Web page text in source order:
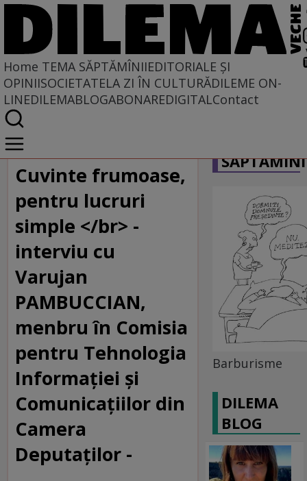
Home TEMA SĂPTĂMÎNIIEDITORIALE ȘI
OPINIISOCIETATELA ZI ÎN CULTURĂDILEME ON-
LINEDILEMABLOGABONAREDIGITALContact
Home
Tema săptămînii
Cuvinte frumoase,
pentru lucruri
simple </br> -
interviu cu
Varujan
PAMBUCCIAN,
menbru în Comisia
pentru Tehnologia
Informaţiei şi
Comunicaţiilor din
Camera
Deputaţilor -
Barburisme
DILEMA
BLOG